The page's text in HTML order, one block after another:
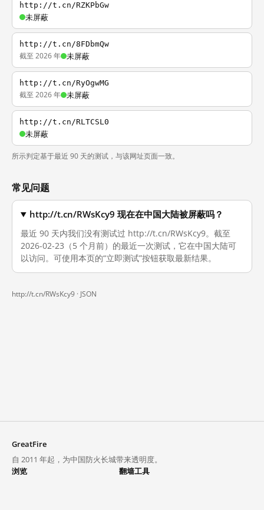
http://t.cn/RZKPbGw
未屏蔽
http://t.cn/8FDbmQw
截至 2026 年 未屏蔽
http://t.cn/RyOgwMG
截至 2026 年 未屏蔽
http://t.cn/RLTCSL0
未屏蔽
所示判定基于最近 90 天的测试，与该网址页面一致。
常见问题
http://t.cn/RWsKcy9 现在在中国大陆被屏蔽吗？
最近 90 天内我们没有测试过 http://t.cn/RWsKcy9。截至
2026-02-23（5 个月前）的最近一次测试，它在中国大陆可
以访问。可使用本页的“立即测试”按钮获取最新结果。
http://t.cn/RWsKcy9 · JSON
GreatFire
自 2011 年起，为中国防火长城带来透明度。
浏览
翻墙工具